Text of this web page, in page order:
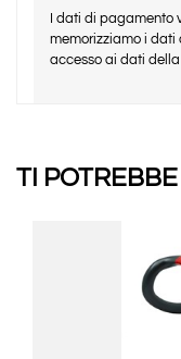
I dati di pagamento
memorizziamo i
accesso ai dati
TI